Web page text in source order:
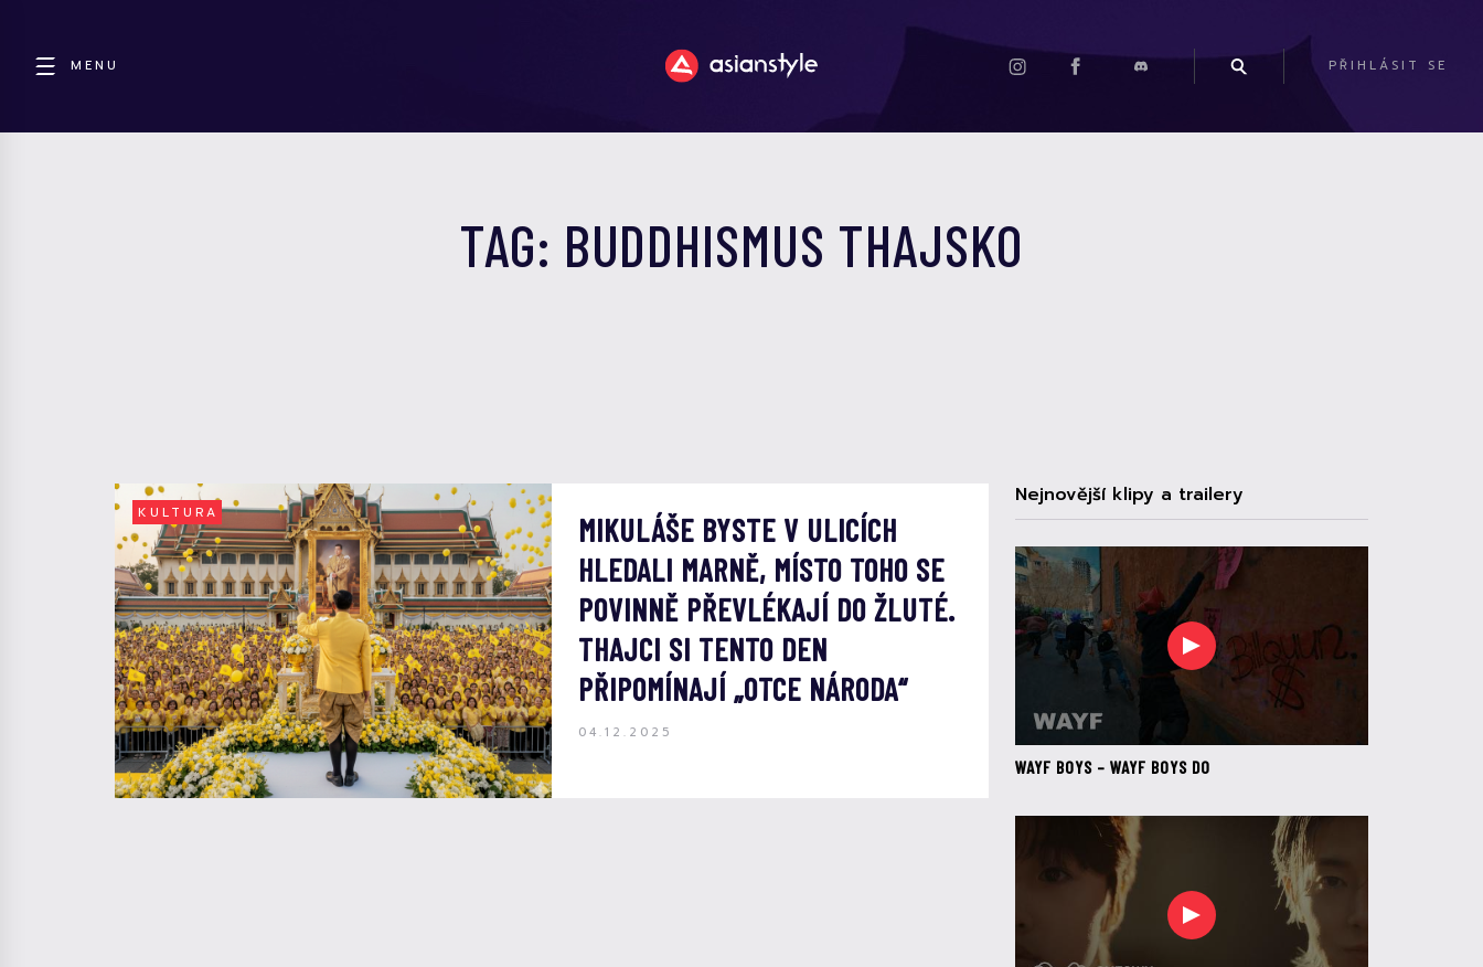
MENU PŘIHLÁSIT SE
TAG: BUDDHISMUS THAJSKO
KULTURA
MIKULÁŠE BYSTE V ULICÍCH
HLEDALI MARNĚ, MÍSTO TOHO SE
POVINNĚ PŘEVLÉKAJÍ DO ŽLUTÉ.
THAJCI SI TENTO DEN
PŘIPOMÍNAJÍ „OTCE NÁRODA“
04.12.2025
Nejnovější klipy a trailery
WAYF BOYS – WAYF BOYS DO